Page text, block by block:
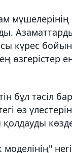
мүшелерінің
күрес
өзгерістер
бұл тәсіл
өз